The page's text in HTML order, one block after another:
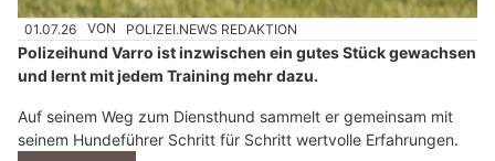
01.07.26 VON POLIZEI.NEWS REDAKTION
Polizeihund Varro ist inzwischen ein gutes Stück gewachsen
und lernt mit jedem Training mehr dazu.
Auf seinem Weg zum Diensthund sammelt er gemeinsam mit
seinem Hundeführer Schritt für Schritt wertvolle Erfahrungen.